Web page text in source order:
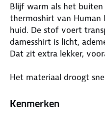
Blijf warm als het
thermoshirt van Human
huid. De stof voert
damesshirt is licht,
Dat zit extra lekker,
Het materiaal droogt
kiezen uit twee kleuren:
Kenmerken